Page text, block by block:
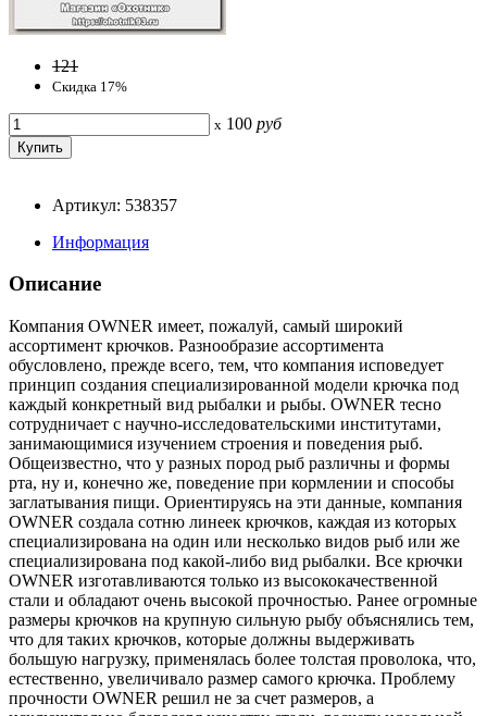
121
Скидка 17%
x 100 руб
Артикул: 538357
Информация
Описание
Компания OWNER имеет, пожалуй, самый широкий
ассортимент крючков. Разнообразие ассортимента
обусловлено, прежде всего, тем, что компания исповедует
принцип создания специализированной модели крючка под
каждый конкретный вид рыбалки и рыбы. OWNER тесно
сотрудничает с научно-исследовательскими институтами,
занимающимися изучением строения и поведения рыб.
Общеизвестно, что у разных пород рыб различны и формы
рта, ну и, конечно же, поведение при кормлении и способы
заглатывания пищи. Ориентируясь на эти данные, компания
OWNER создала сотню линеек крючков, каждая из которых
специализирована на один или несколько видов рыб или же
специализирована под какой-либо вид рыбалки. Все крючки
OWNER изготавливаются только из высококачественной
стали и обладают очень высокой прочностью. Ранее огромные
размеры крючков на крупную сильную рыбу объяснялись тем,
что для таких крючков, которые должны выдерживать
большую нагрузку, применялась более толстая проволока, что,
естественно, увеличивало размер самого крючка. Проблему
прочности OWNER решил не за счет размеров, а